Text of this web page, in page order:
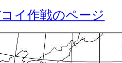
イ作戦のページ